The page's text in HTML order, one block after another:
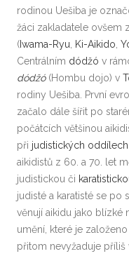
rodinou Uešiba je
žáci zakladatele ovšem
(Iwama-Ryu Ki-Aikido
Centrálním dódžó v
dódžó(Hombu dojo) v
rodiny Uešiba. První
začalo dále šířit po
počátcích většinou
při judistických oddílech
aikidistů z 60. a 70. let
judistickou či
judisté a karatisté se po
věnují aikidu jako blízké
umění, které je
přitom nevyžaduje